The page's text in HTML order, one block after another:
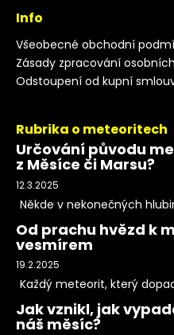
Info
Všeobecné obchodní
Zásady zpracování
Odstoupení od kupní
Rubrika o meteoritech
Určování původu
z Měsíce či Marsu?
12.3.2025
Někde v nekonečných
Od prachu hvězd k
vesmírem
19.2.2025
Každý meteorit, který
Jak vznikl, jak
náš měsíc?